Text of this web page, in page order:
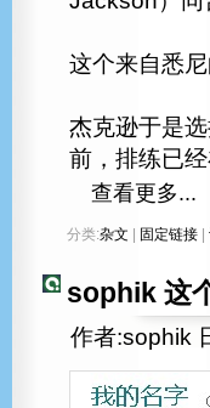
这个来自悉
杰克逊于是
前，排练已
查看更多...
分类:杂文 固定链接
sophik 这
作者:sophik